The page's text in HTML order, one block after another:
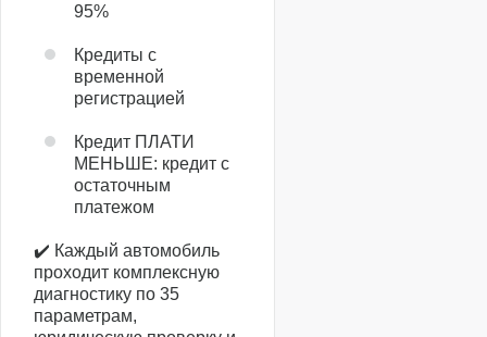
95%
Кредиты с
временной
регистрацией
Кредит ПЛАТИ
МЕНЬШЕ: кредит с
остаточным
платежом
✔️ Каждый автомобиль
проходит комплексную
диагностику по 35
параметрам,